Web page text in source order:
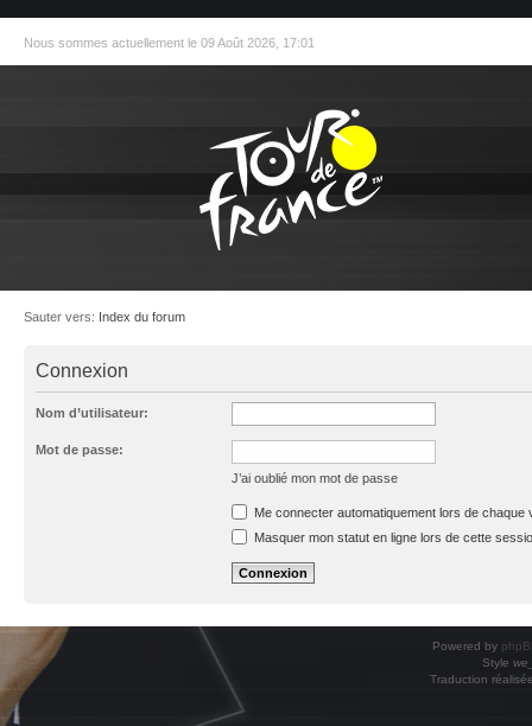
Nous sommes actuellement le 09 Août 2026, 17:01
Sauter vers: Index du forum
Connexion
Nom d’utilisateur:
Mot de passe:
J’ai oublié mon mot de passe
Me connecter automatiquement lors de chaque
Masquer mon statut en ligne lors de cette
Powered by
Style
Traduction